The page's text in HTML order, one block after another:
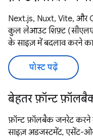
Next.js, Nuxt, Vite, और
कुल लेआउट शिफ़्ट
के साइज़ में बदलाव करने का
पोस्ट पढ़ें
बेहतर फ़ॉन्ट
फ़ॉन्ट फ़ॉलबैक जनरेट करने
साइज़ अडजस्टमेंट, एसेंट-